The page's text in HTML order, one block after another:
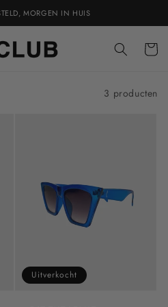
MORGEN IN HUIS
3 producten
Uitverkocht